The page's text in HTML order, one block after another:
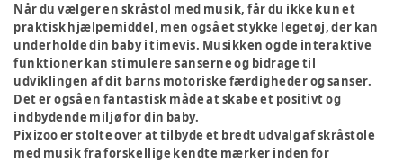
Når du vælger en skråstol med musik, får du ikke kun et
praktisk hjælpemiddel, men også et stykke legetøj, der kan
underholde din baby i timevis. Musikken og de interaktive
funktioner kan stimulere sanserne og bidrage til
udviklingen af dit barns motoriske færdigheder og sanser.
Det er også en fantastisk måde at skabe et positivt og
indbydende miljø for din baby.
Pixizoo er stolte over at tilbyde et bredt udvalg af skråstole
med musik fra forskellige kendte mærker inden for